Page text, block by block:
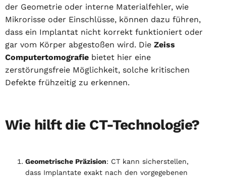
der Geometrie oder interne Materialfehler, wie
Mikrorisse oder Einschlüsse, können dazu führen,
dass ein Implantat nicht korrekt funktioniert oder
gar vom Körper abgestoßen wird. Die Zeiss
Computertomografie bietet hier eine
zerstörungsfreie Möglichkeit, solche kritischen
Defekte frühzeitig zu erkennen.
Wie hilft die CT-Technologie?
Geometrische Präzision: CT kann sicherstellen,
dass Implantate exakt nach den vorgegebenen